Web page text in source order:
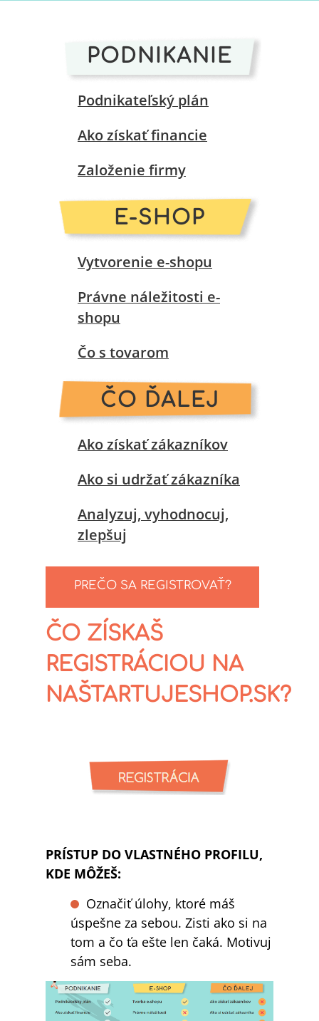
PODNIKANIE
Podnikateľský plán
Ako získať financie
Založenie firmy
E-SHOP
Vytvorenie e-shopu
Právne náležitosti e-
shopu
Čo s tovarom
ČO ĎALEJ
Ako získať zákazníkov
Ako si udržať zákazníka
Analyzuj, vyhodnocuj,
zlepšuj
PREČO SA REGISTROVAŤ?
ČO ZÍSKAŠ
REGISTRÁCIOU NA
NAŠTARTUJESHOP.SK?
PRÍSTUP DO VLASTNÉHO PROFILU,
KDE MÔŽEŠ:
Označiť úlohy, ktoré máš
úspešne za sebou. Zisti ako si na
tom a čo ťa ešte len čaká. Motivuj
sám seba.